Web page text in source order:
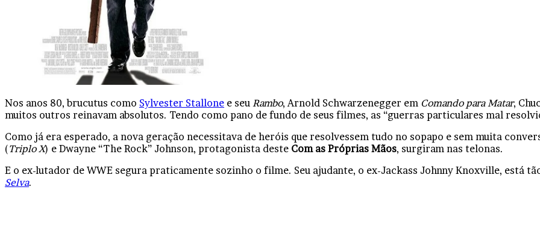
Facebook
X
Linkedin
Tumblr
Pinterest
Reddit
VK
OK
Pocket
Nos anos 80, brucutus como Sylvester Stallone e seu Rambo, Arnold Schwarzenegger em Comando para Matar,
muitos outros reinavam absolutos. Tendo como pano de fundo de seus filmes, as “guerras particulares mal
Como já era esperado, a nova geração necessitava de heróis que resolvessem tudo no sopapo e sem muita
(Triplo X) e Dwayne “The Rock” Johnson, protagonista deste Com as Próprias Mãos, surgiram nas telonas.
E o ex-lutador de WWE segura praticamente sozinho o filme. Seu ajudante, o ex-Jackass Johnny Knoxville, está
Selva.